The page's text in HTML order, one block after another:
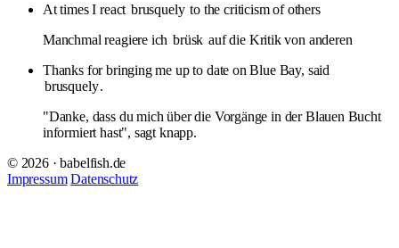
At times I react brusquely to the criticism of others
Manchmal reagiere ich brüsk auf die Kritik von anderen
Thanks for bringing me up to date on Blue Bay, said
brusquely.
"Danke, dass du mich über die Vorgänge in der Blauen Bucht
informiert hast", sagt knapp.
© 2026 · babelfish.de
Impressum Datenschutz